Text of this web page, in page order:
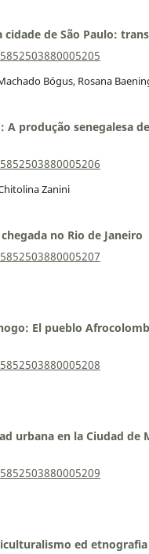
de São Paulo:
Bógus, Rosana
produção senegalesa
Zanini
no Rio de Janeiro
El pueblo
urbana en la Ciudad
ed